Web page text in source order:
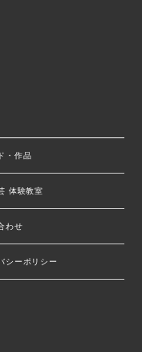
・作品
体験教室
わせ
シーポリシー